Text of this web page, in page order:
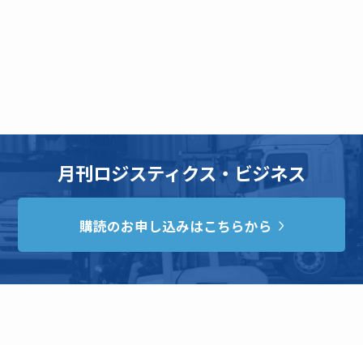
月刊ロジスティクス・ビジネス
購読のお申し込みはこちらから